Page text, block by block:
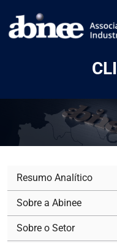
Resumo Analítico
Sobre a Abinee
Sobre o Setor